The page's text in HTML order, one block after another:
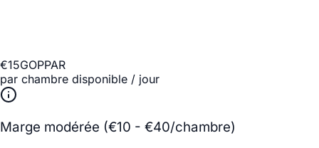
€15GOPPAR
par chambre disponible / jour
Marge modérée (€10 - €40/chambre)